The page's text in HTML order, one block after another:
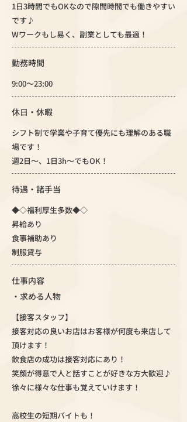
1日3時間でもOKなので隙間時間でも働きやすい
です♪
Wワークもし易く、副業としても最適！
勤務時間
9:00～23:00
休日・休暇
シフト制で学業や子育て優先にも理解のある職
場です！
週2日～、1日3h～でもOK！
待遇・諸手当
◆◇福利厚生多数◆◇
昇給あり
食事補助あり
制服貸与
仕事内容
・求める人物
【接客スタッフ】
接客対応の良いお店はお客様が何度も来店して
頂けます！
飲食店の成功は接客対応にあり！
笑顔が得意で人と話すことが好きな方大歓迎♪
徐々に様々な仕事も覚えていけます！
高校生の短期バイトも！